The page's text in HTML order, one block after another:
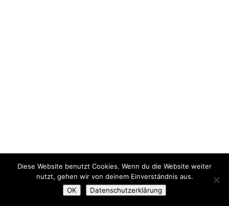
Diese Website benutzt Cookies. Wenn du die Website weiter
nutzt, gehen wir von deinem Einverständnis aus.
OK
Datenschutzerklärung